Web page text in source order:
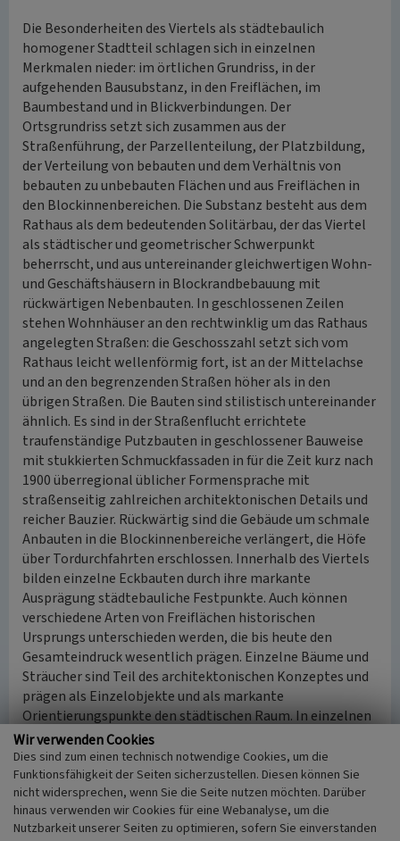
Die Besonderheiten des Viertels als städtebaulich
homogener Stadtteil schlagen sich in einzelnen
Merkmalen nieder: im örtlichen Grundriss, in der
aufgehenden Bausubstanz, in den Freiflächen, im
Baumbestand und in Blickverbindungen. Der
Ortsgrundriss setzt sich zusammen aus der
Straßenführung, der Parzellenteilung, der Platzbildung,
der Verteilung von bebauten und dem Verhältnis von
bebauten zu unbebauten Flächen und aus Freiflächen in
den Blockinnenbereichen. Die Substanz besteht aus dem
Rathaus als dem bedeutenden Solitärbau, der das Viertel
als städtischer und geometrischer Schwerpunkt
beherrscht, und aus untereinander gleichwertigen Wohn-
und Geschäftshäusern in Blockrandbebauung mit
rückwärtigen Nebenbauten. In geschlossenen Zeilen
stehen Wohnhäuser an den rechtwinklig um das Rathaus
angelegten Straßen: die Geschosszahl setzt sich vom
Rathaus leicht wellenförmig fort, ist an der Mittelachse
und an den begrenzenden Straßen höher als in den
übrigen Straßen. Die Bauten sind stilistisch untereinander
ähnlich. Es sind in der Straßenflucht errichtete
traufenständige Putzbauten in geschlossener Bauweise
mit stukkierten Schmuckfassaden in für die Zeit kurz nach
1900 überregional üblicher Formensprache mit
straßenseitig zahlreichen architektonischen Details und
reicher Bauzier. Rückwärtig sind die Gebäude um schmale
Anbauten in die Blockinnenbereiche verlängert, die Höfe
über Tordurchfahrten erschlossen. Innerhalb des Viertels
bilden einzelne Eckbauten durch ihre markante
Ausprägung städtebauliche Festpunkte. Auch können
verschiedene Arten von Freiflächen historischen
Ursprungs unterschieden werden, die bis heute den
Gesamteindruck wesentlich prägen. Einzelne Bäume und
Sträucher sind Teil des architektonischen Konzeptes und
prägen als Einzelobjekte und als markante
Orientierungspunkte den städtischen Raum. In einzelnen
Blickbezügen innerhalb des Viertels werden die
besonderen baulichen und städtebaulichen Merkmale
deutlich.
Das Gebiet wurde im Laufe der Jahrzehnte durch
Einzelbauten ergänzt, bewahrte jedoch den Charakter
Wir verwenden Cookies
Dies sind zum einen technisch notwendige Cookies, um die
Funktionsfähigkeit der Seiten sicherzustellen. Diesen können Sie
nicht widersprechen, wenn Sie die Seite nutzen möchten. Darüber
hinaus verwenden wir Cookies für eine Webanalyse, um die
Nutzbarkeit unserer Seiten zu optimieren, sofern Sie einverstanden